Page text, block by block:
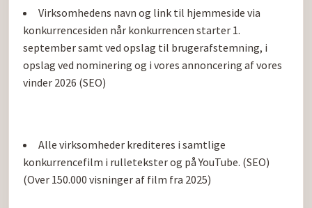
Virksomhedens navn og link til hjemmeside via
konkurrencesiden når konkurrencen starter 1.
september samt ved opslag til brugerafstemning, i
opslag ved nominering og i vores annoncering af vores
vinder 2026 (SEO)
Alle virksomheder krediteres i samtlige
konkurrencefilm i rulletekster og på YouTube. (SEO)
(Over 150.000 visninger af film fra 2025)